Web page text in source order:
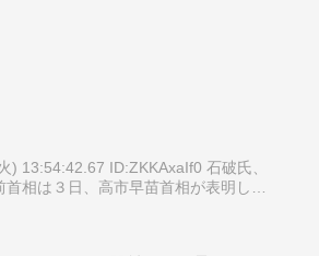
13:54:42.67 ID:ZKKAxaIf0 石破氏、
相は３日、高市早苗首相が表明した